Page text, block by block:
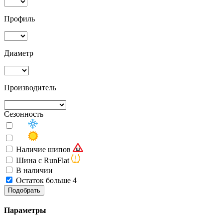
Профиль
Диаметр
Производитель
Сезонность
Наличие шипов
Шина с RunFlat
В наличии
Остаток больше 4
Подобрать
Параметры